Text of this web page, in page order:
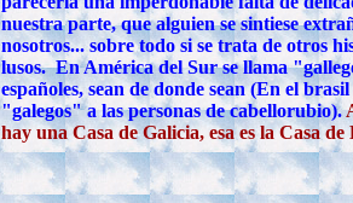
nuestra parte, que alguien se sintiese
nosotros... sobre todo si se trata de otros
lusos. En América del Sur se llama
españoles, sean de donde sean (En el
"galegos" a las personas de cabellorubio).
hay una Casa de Galicia, esa es la Casa de